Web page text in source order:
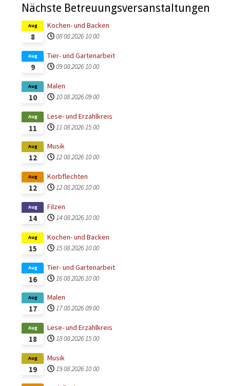
Nächste Betreuungsversanstaltungen
8
Aug
Kochen- und Backen
08 08 202610 00
9
Aug
Tier- und Gartenarbeit
09 08 202610 00
10
Aug
Malen
10 08 202609 00
11
Aug
Lese- und Erzählkreis
11 08 2026 15 00
12
Aug
Musik
12 08 202610 00
12
Aug
Korbflechten
12 08 202610 00
14
Aug
Filzen
14 08 202610 00
15
Aug
Kochen- und Backen
15 08 202610 00
16
Aug
Tier- und Gartenarbeit
16 08 2026 10 00
17
Aug
Malen
17 08 202609 00
18
Aug
Lese- und Erzählkreis
18 08 202615 00
19
Aug
Musik
19 08 202610 00